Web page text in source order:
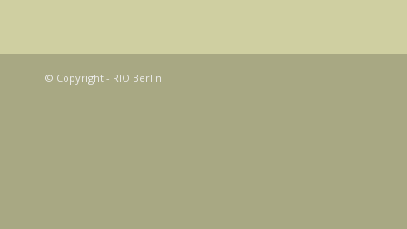
© Copyright - RIO Berlin